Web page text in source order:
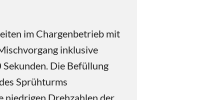
im Chargenbetrieb mit
inklusive
Die Befüllung
Sprühturms
niedrigen Drehzahlen der